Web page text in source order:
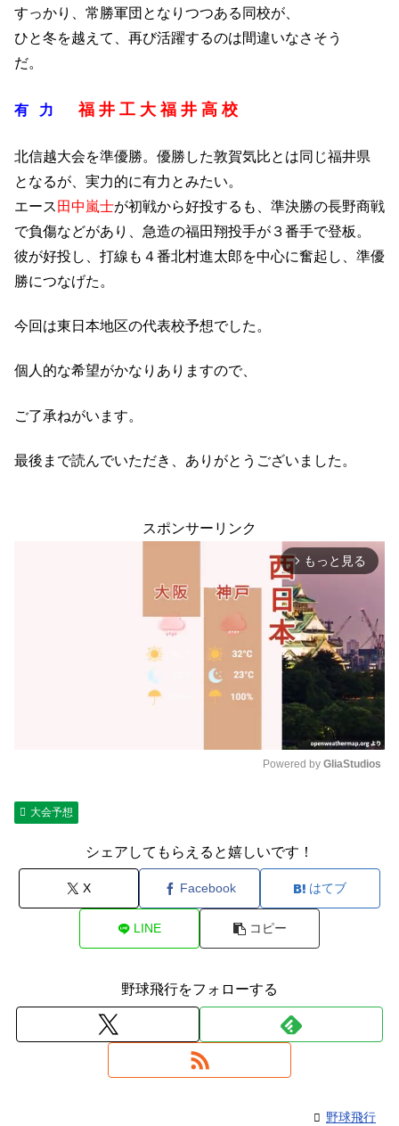
すっかり、常勝軍団となりつつある同校が、
ひと冬を越えて、再び活躍するのは間違いなさそう
だ。
有 力 福 井 工 大 福 井 高 校
北信越大会を準優勝。優勝した敦賀気比とは同じ福井県
となるが、実力的に有力とみたい。
エース 田中嵐士が初戦から好投するも、準決勝の長野商戦
で負傷などがあり、急造の福田翔投手が３番手で登板。
彼が好投し、打線も４番北村進太郎を中心に奮起し、準優
勝につなげた。
今回は東日本地区の代表校予想でした。
個人的な希望がかなりありますので、
ご了承ねがいます。
最後まで読んでいただき、ありがとうございました。
スポンサーリンク
arrow_forward_ios もっと見る
Powered by GliaStudios
大会予想
シェアしてもらえると嬉しいです！
X Facebook はてブ
LINE コピー
野球飛行をフォローする
野球飛行